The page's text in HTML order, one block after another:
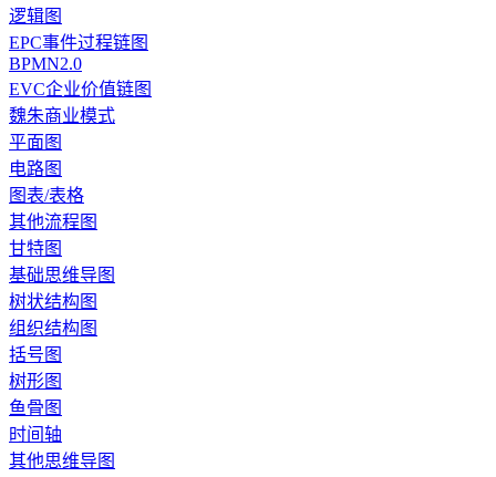
逻辑图
EPC事件过程链图
BPMN2.0
EVC企业价值链图
魏朱商业模式
平面图
电路图
图表/表格
其他流程图
甘特图
基础思维导图
树状结构图
组织结构图
括号图
树形图
鱼骨图
时间轴
其他思维导图